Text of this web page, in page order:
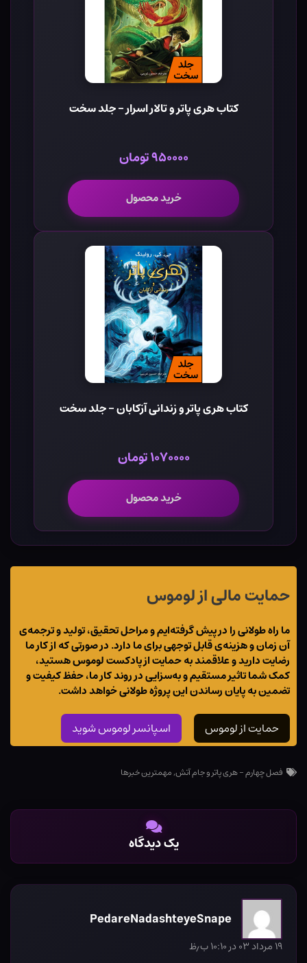
کتاب هری پاتر و تالار اسرار - جلد سخت
۹۵۰۰۰۰ تومان
خرید محصول
کتاب هری پاتر و زندانی آزکابان - جلد سخت
۱۰۷۰۰۰۰ تومان
خرید محصول
حمایت مالی از لوموس
ما راه طولانی را در پیش گرفته‌ایم و مراحل تحقیق، تولید و ترجمه‌ی
آن زمان و هزینه‌ی قابل توجهی برای ما دارد. در صورتی که از کار ما
رضایت دارید و علاقمند به حمایت از پادکست لوموس هستید،
کمک شما تاثیر مستقیم و به‌سزایی در روند کار ما، حفظ کیفیت و
تضمین به پایان رساندن این پروژه طولانی خواهد داشت.
حمایت از لوموس اسپانسر لوموس شوید
فصل چهارم - هری پاتر و جام آتش,مهمترین خبرها
یک دیدگاه
PedareNadashteyeSnape
۱۹ مرداد ۰۳ در ۱۰:۱۰ ب٫ظ